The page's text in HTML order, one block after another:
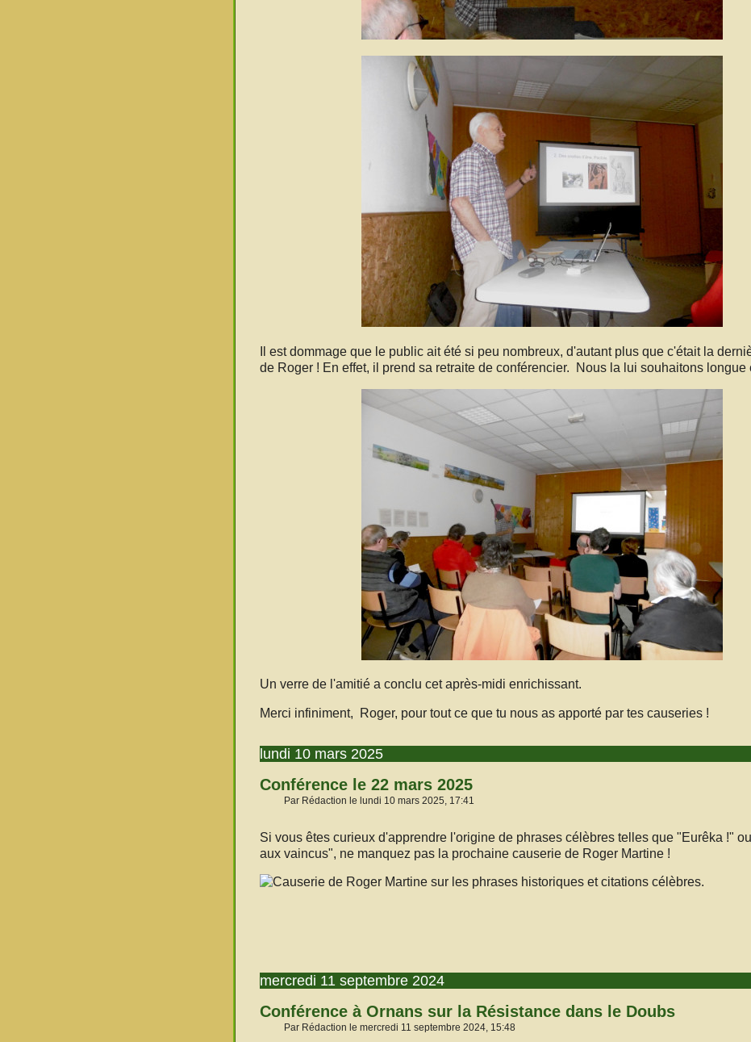
Il est dommage que le public ait été si peu nombreux, d'autant plus que c'était la
de Roger ! En effet, il prend sa retraite de conférencier. Nous la lui souhaitons longue
Un verre de l'amitié a conclu cet après-midi enrichissant.
Merci infiniment, Roger, pour tout ce que tu nous as apporté par tes causeries !
lundi 10 mars 2025
Conférence le 22 mars 2025
Par Rédaction le lundi 10 mars 2025, 17:41
Si vous êtes curieux d'apprendre l'origine de phrases célèbres telles que "Eurêka !"
aux vaincus", ne manquez pas la prochaine causerie de Roger Martine !
mercredi 11 septembre 2024
Conférence à Ornans sur la Résistance dans le Doubs
Par Rédaction le mercredi 11 septembre 2024, 15:48